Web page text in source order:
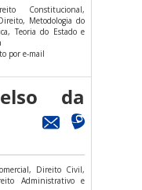
Constitucional,
Metodologia do
Teoria do Estado e
por e-mail
da
Direito Civil,
Administrativo e